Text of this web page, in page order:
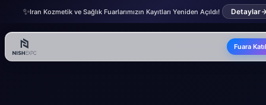
✨Iran Kozmetik ve Sağlık Fuarlarımızın Kayıtları Yeniden Açıldı! Detaylar
Fuara Katıl